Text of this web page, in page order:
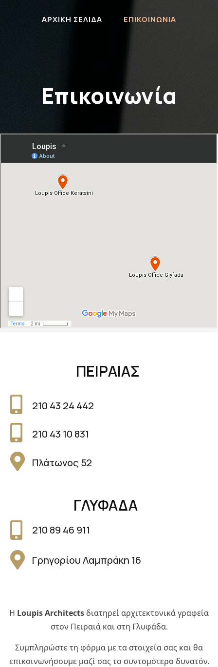
ΑΡΧΙΚΗ ΣΕΛΙΔΑ ΕΠΙΚΟΙΝΩΝΙΑ
Επικοινωνία
ΠΕΙΡΑΙΑΣ
210 43 24 442
210 43 10 831
Πλάτωνος 52
ΓΛΥΦΑΔΑ
210 89 46 911
Γρηγορίου Λαμπράκη 16
H Loupis Architects διατηρεί αρχιτεκτονικά γραφεία
στον Πειραιά και στη Γλυφάδα.
Συμπληρώστε τη φόρμα με τα στοιχεία σας και θα
επικοινωνήσουμε μαζί σας το συντομότερο δυνατόν.